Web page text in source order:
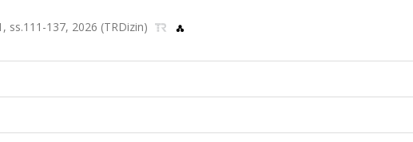
ss.111-137, 2026 (TRDizin)